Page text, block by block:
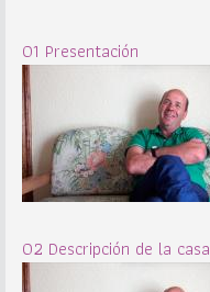
01 Presentación
02 Descripción de la casa